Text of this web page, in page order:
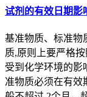
试剂的有效日期影
基准物质、标准物
质,原则上要严格
受到化学环境的影
准物质必须在有